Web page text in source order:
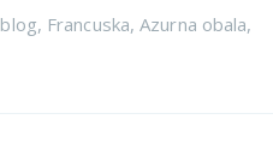
blog, Francuska,Azurna obala,